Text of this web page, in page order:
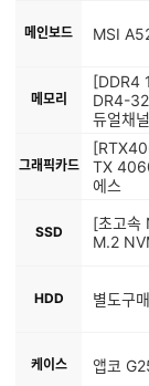
메인보드 MSI
메모리
[DDR4
DR4-
듀얼채널
그래픽카드
TX
에스
SSD
[초고속
M.2
HDD 별도구
케이스 앱코